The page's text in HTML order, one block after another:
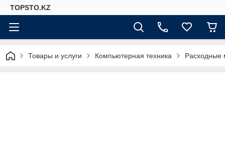
TOPSTO.KZ
Товары и услуги Компьютерная техника Расходные